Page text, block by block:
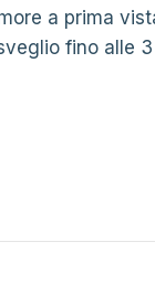
a prima
fino alle